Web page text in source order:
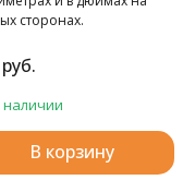
сторонах.
руб.
наличии
В корзину